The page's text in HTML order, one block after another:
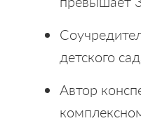
детского
Автор